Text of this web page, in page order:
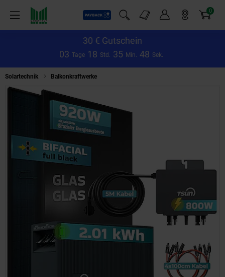
Menü
Payback
Suchfeld einblenden
Markt-Angebote
Mein KontoMarkt findenWarenkorb
0
Artikel
30 € Gutschein
03 Tage 1 8 Std. 35 Min. 48 Sek.
Solartechnik Balkonkraftwerke